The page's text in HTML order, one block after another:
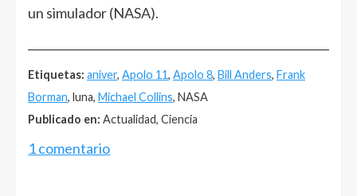
un simulador (NASA).
Etiquetas: aniver, Apolo 11, Apolo 8, Bill Anders, Frank
Borman, luna, Michael Collins, NASA
Publicado en: Actualidad, Ciencia
1 comentario